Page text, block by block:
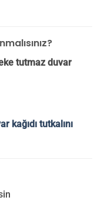
tutmaz duvar
kağıdı tutkalını